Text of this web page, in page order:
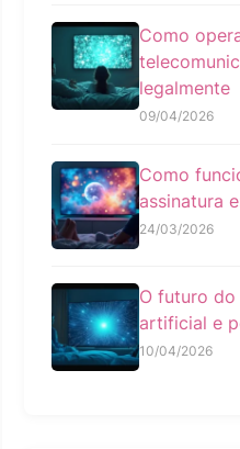
Como
legalmente
09/04/2026
Como
assinatura
24/03/2026
O futuro do
artificial e
10/04/2026